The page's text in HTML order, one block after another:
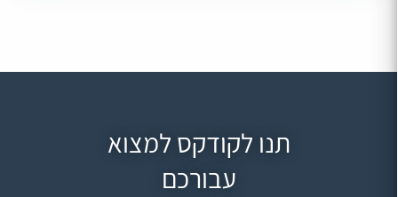
תנו לקודקס למצוא
עבורכם